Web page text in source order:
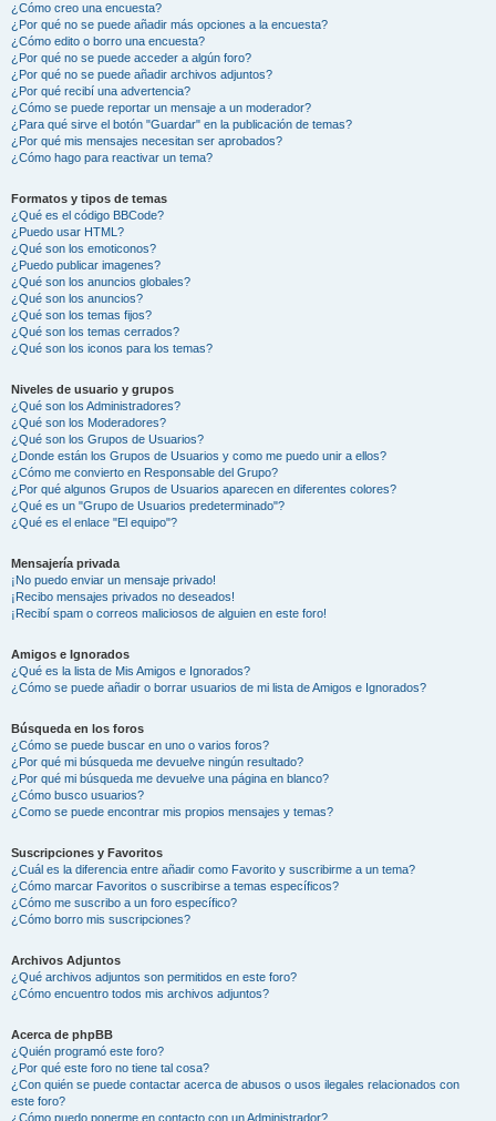
¿Cómo creo una encuesta?
¿Por qué no se puede añadir más opciones a la encuesta?
¿Cómo edito o borro una encuesta?
¿Por qué no se puede acceder a algún foro?
¿Por qué no se puede añadir archivos adjuntos?
¿Por qué recibí una advertencia?
¿Cómo se puede reportar un mensaje a un moderador?
¿Para qué sirve el botón "Guardar" en la publicación de temas?
¿Por qué mis mensajes necesitan ser aprobados?
¿Cómo hago para reactivar un tema?
Formatos y tipos de temas
¿Qué es el código BBCode?
¿Puedo usar HTML?
¿Qué son los emoticonos?
¿Puedo publicar imagenes?
¿Qué son los anuncios globales?
¿Qué son los anuncios?
¿Qué son los temas fijos?
¿Qué son los temas cerrados?
¿Qué son los iconos para los temas?
Niveles de usuario y grupos
¿Qué son los Administradores?
¿Qué son los Moderadores?
¿Qué son los Grupos de Usuarios?
¿Donde están los Grupos de Usuarios y como me puedo unir a ellos?
¿Cómo me convierto en Responsable del Grupo?
¿Por qué algunos Grupos de Usuarios aparecen en diferentes colores?
¿Qué es un "Grupo de Usuarios predeterminado"?
¿Qué es el enlace "El equipo"?
Mensajería privada
¡No puedo enviar un mensaje privado!
¡Recibo mensajes privados no deseados!
¡Recibí spam o correos maliciosos de alguien en este foro!
Amigos e Ignorados
¿Qué es la lista de Mis Amigos e Ignorados?
¿Cómo se puede añadir o borrar usuarios de mi lista de Amigos e Ignorados?
Búsqueda en los foros
¿Cómo se puede buscar en uno o varios foros?
¿Por qué mi búsqueda me devuelve ningún resultado?
¿Por qué mi búsqueda me devuelve una página en blanco?
¿Cómo busco usuarios?
¿Como se puede encontrar mis propios mensajes y temas?
Suscripciones y Favoritos
¿Cuál es la diferencia entre añadir como Favorito y suscribirme a un tema?
¿Cómo marcar Favoritos o suscribirse a temas específicos?
¿Cómo me suscribo a un foro específico?
¿Cómo borro mis suscripciones?
Archivos Adjuntos
¿Qué archivos adjuntos son permitidos en este foro?
¿Cómo encuentro todos mis archivos adjuntos?
Acerca de phpBB
¿Quién programó este foro?
¿Por qué este foro no tiene tal cosa?
¿Con quién se puede contactar acerca de abusos o usos ilegales relacionados con
este foro?
¿Cómo puedo ponerme en contacto con un Administrador?